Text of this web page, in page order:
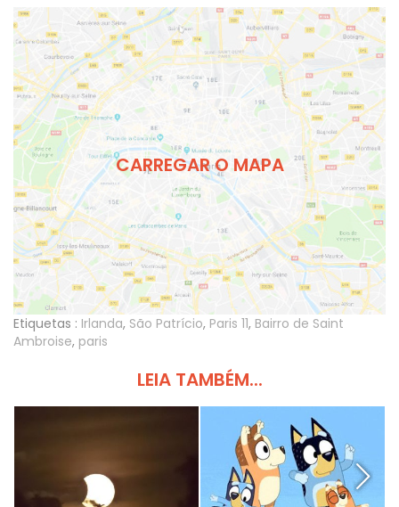
CARREGAR O MAPA
Etiquetas : Irlanda, São Patrício, Paris 11, Bairro de Saint
Ambroise, paris
LEIA TAMBÉM...